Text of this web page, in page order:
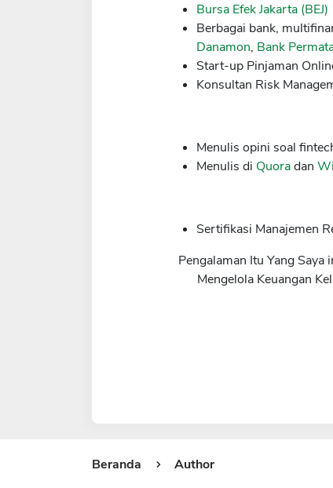
Bursa Efek Jakarta (BEJ)
Berbagai bank,
Danamon, Bank
Start-up Pinjaman
Konsultan Risk
Menulis opini soal
Menulis di Quoradan
Sertifikasi Manajemen
Pengalaman Itu Yang
Mengelola Keuangan
Beranda Author